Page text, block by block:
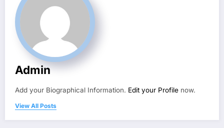
Admin
Add your Biographical Information. Edit your Profile now.
View All Posts